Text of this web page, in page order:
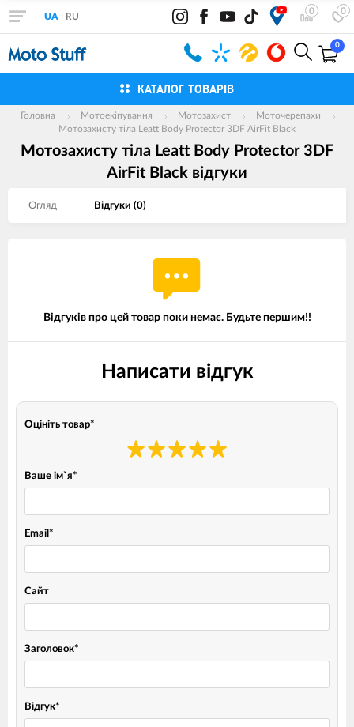
0 0
UA RU
0
КАТАЛОГ ТОВАРІВ
Головна Мотоекіпування Мотозахист
Моточерепахи
Мотозахисту тіла Leatt Body Protector 3DF AirFit Black
Мотозахисту тіла Leatt Body Protector 3DF
AirFit Black вiдгуки
Огляд Вiдгуки (0)
Відгуків про цей товар поки немає. Будьте першим!!
Написати відгук
Оцініть товар*
Ваше ім`я*
Email *
Сайт
Заголовок*
Відгук*